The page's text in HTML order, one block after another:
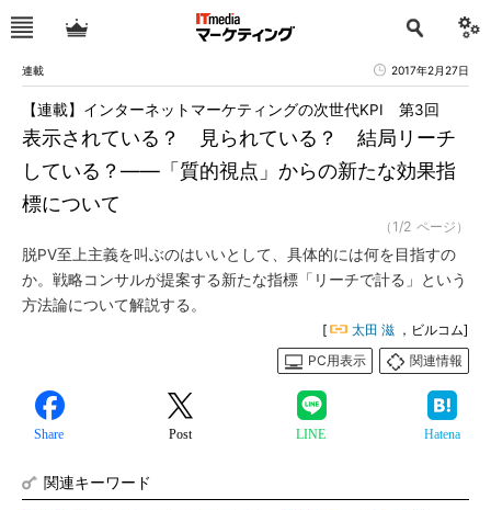
連載 2017年2月27日
表示されている？ 見られている？ 結局リーチ
している？――「質的視点」からの新たな効果指
標について
【連載】インターネットマーケティングの次世代KPI 第3回
（1/2 ページ）
脱PV至上主義を叫ぶのはいいとして、具体的には何を目指すの
か。戦略コンサルが提案する新たな指標「リーチで計る」という
方法論について解説する。
[ 太田 滋 ，ビルコム]
PC用表示
関連情報
Share Post LINE Hatena
関連キーワード